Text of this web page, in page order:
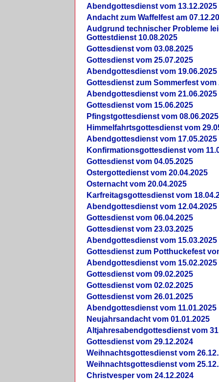
Abendgottesdienst vom 13.12.2025
Andacht zum Waffelfest am
Audgrund technischer Probleme
Gottestdienst 10.08.2025
Gottesdienst vom 03.08.2025
Gottesdienst vom 25.07.2025
Abendgottesdienst vom 19.06.2025
Gottesdienst zum Sommerfest vom
Abendgottesdienst vom 21.06.2025
Gottesdienst vom 15.06.2025
Pfingstgottesdienst vom 08.06.2025
Himmelfahrtsgottesdienst vom
Abendgottesdienst vom 17.05.2025
Konfirmationsgottesdienst vom
Gottesdienst vom 04.05.2025
Ostergottedienst vom 20.04.2025
Osternacht vom 20.04.2025
Karfreitagsgottesdienst vom
Abendgottesdienst vom 12.04.2025
Gottesdienst vom 06.04.2025
Gottesdienst vom 23.03.2025
Abendgottesdienst vom 15.03.2025
Gottesdienst zum Potthuckefest
Abendgottesdienst vom 15.02.2025
Gottesdienst vom 09.02.2025
Gottesdienst vom 02.02.2025
Gottesdienst vom 26.01.2025
Abendgottesdienst vom 11.01.2025
Neujahrsandacht vom 01.01.2025
Altjahresabendgottesdienst vom
Gottesdienst vom 29.12.2024
Weihnachtsgottesdienst vom
Weihnachtsgottesdienst vom
Christvesper vom 24.12.2024